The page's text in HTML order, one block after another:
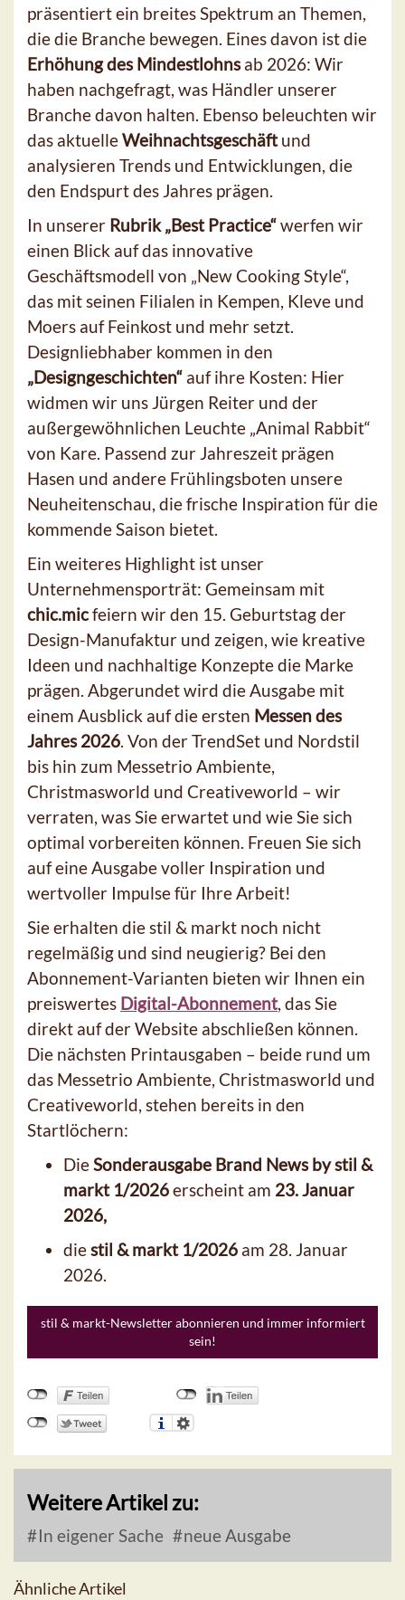
präsentiert ein breites Spektrum an Themen,
die die Branche bewegen. Eines davon ist die
Erhöhung des Mindestlohnsab 2026: Wir
haben nachgefragt, was Händler unserer
Branche davon halten. Ebenso beleuchten wir
das aktuelleWeihnachtsgeschäftund
analysieren Trends und Entwicklungen, die
den Endspurt des Jahres prägen.
In unserer Rubrik „Best Practice“werfen wir
einen Blick auf das innovative
Geschäftsmodell von „New Cooking Style“,
das mit seinen Filialen in Kempen, Kleve und
Moers auf Feinkost und mehr setzt.
Designliebhaber kommen in den
„Designgeschichten“ auf ihre Kosten: Hier
widmen wir uns Jürgen Reiter und der
außergewöhnlichen Leuchte „Animal Rabbit“
von Kare. Passend zur Jahreszeit prägen
Hasen und andere Frühlingsboten unsere
Neuheitenschau, die frische Inspiration für die
kommende Saison bietet.
Ein weiteres Highlight ist unser
Unternehmensporträt: Gemeinsam mit
chic.micfeiern wir den 15. Geburtstag der
Design-Manufaktur und zeigen, wie kreative
Ideen und nachhaltige Konzepte die Marke
prägen. Abgerundet wird die Ausgabe mit
einem Ausblick auf die ersten Messen des
Jahres 2026. Von der TrendSet und Nordstil
bis hin zum Messetrio Ambiente,
Christmasworld und Creativeworld – wir
verraten, was Sie erwartet und wie Sie sich
optimal vorbereiten können. Freuen Sie sich
auf eine Ausgabe voller Inspiration und
wertvoller Impulse für Ihre Arbeit!
Sie erhalten die stil & markt noch nicht
regelmäßig und sind neugierig? Bei den
Abonnement-Varianten bieten wir Ihnen ein
preiswertes Digital-Abonnement, das Sie
direkt auf der Website abschließen können.
Die nächsten Printausgaben – beide rund um
das Messetrio Ambiente, Christmasworld und
Creativeworld, stehen bereits in den
Startlöchern:
DieSonderausgabe Brand News by stil &
markt 1/2026erscheint am 23. Januar
2026,
diestil & markt 1/2026 am 28. Januar
2026.
stil & markt-Newsletter abonnieren und immer informiert
sein!
Weitere Artikel zu:
In eigener Sache neue Ausgabe
Ähnliche Artikel